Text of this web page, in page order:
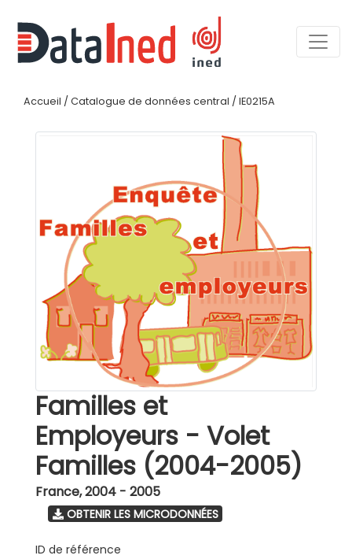
Accueil / Catalogue de données central / IE0215A
Familles et
Employeurs - Volet
Familles (2004-2005)
France,2004 - 2005
OBTENIR LES MICRODONNÉES
ID de référence